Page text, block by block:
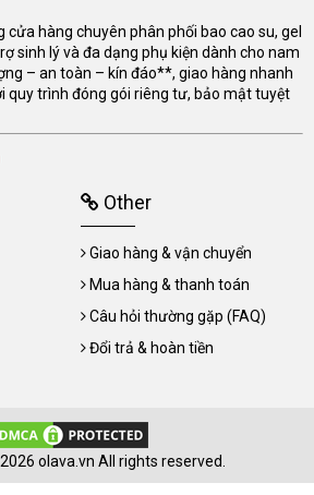
hàng chuyên phân phối bao cao su, gel
sinh lý và đa dạng phụ kiện dành cho nam
– an toàn – kín đáo**, giao hàng nhanh
quy trình đóng gói riêng tư, bảo mật tuyệt
Other
Giao hàng & vận chuyển
Mua hàng & thanh toán
Câu hỏi thường gặp (FAQ)
Đổi trả & hoàn tiền
olava.vn All rights reserved.